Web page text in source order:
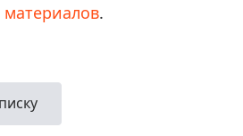
материалов.